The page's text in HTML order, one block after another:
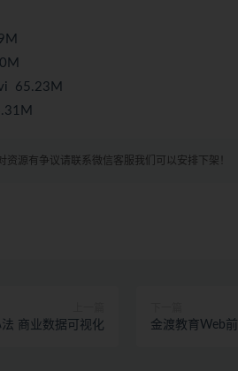
65.23M
源有争议请联系微信客服我们可以安排下架！
商业数据可视化 金渡教育Web